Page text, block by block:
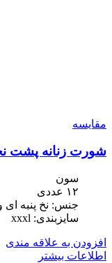
مقایسه
شورت زنانه پشت
سون
١٢ عددی
جنس: نخ پنبه ای
سایزبندی: xxxl
افزودن به علاقه مندی
اطلاعات بیشتر